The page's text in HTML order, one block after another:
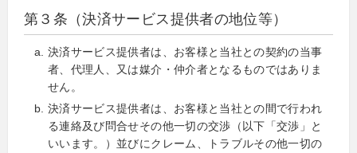
第３条（決済サービス提供者の地位等）
決済サービス提供者は、お客様と当社との契約の当事
者、代理人、又は媒介・仲介者となるものではありま
せん。
決済サービス提供者は、お客様と当社との間で行われ
る連絡及び問合せその他一切の交渉（以下「交渉」と
いいます。）並びにクレーム、トラブルその他一切の